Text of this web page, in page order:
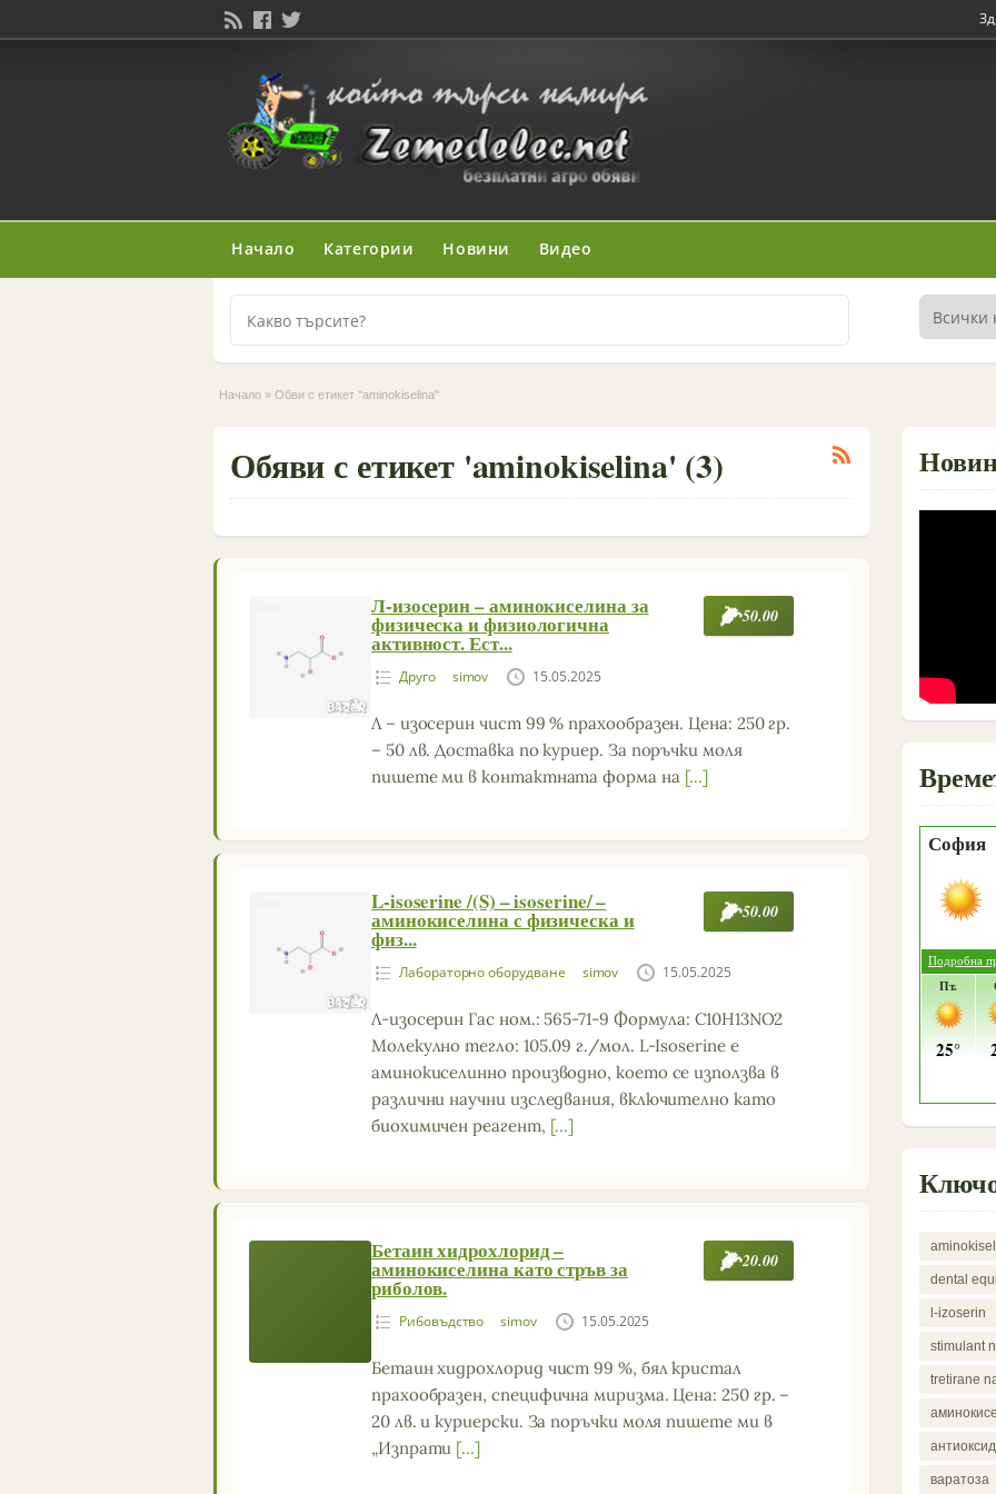
Начало Категории Новини Видео
Начало » Обви с етикет "aminokiselina"
Обяви с етикет 'aminokiselina' (3)
50.00
Л-изосерин – аминокиселина за
физическа и физиологична
активност. Ест...
Друго simov 15.05.2025
Л – изосерин чист 99 % прахообразен. Цена: 250 гр.
– 50 лв. Доставка по куриер. За поръчки моля
пишете ми в контактната форма на […]
50.00
L-isoserine /(S) – isoserine/ –
аминокиселина с физическа и
физ...
Лабораторно оборудване simov 15.05.2025
Л-изосерин Гас ном.: 565-71-9 Формула: C10H13NO2
Молекулно тегло: 105.09 г./мол. L-Isoserine е
аминокиселинно производно, което се използва в
различни научни изследвания, включително като
биохимичен реагент, […]
20.00
Бетаин хидрохлорид –
аминокиселина като стръв за
риболов.
Рибовъдство simov 15.05.2025
Бетаин хидрохлорид чист 99 %, бял кристал
прахообразен, специфична миризма. Цена: 250 гр. –
20 лв. и куриерски. За поръчки моля пишете ми в
„Изпрати […]
dental
l-izoserin
stimulant
tretirane
варатоза